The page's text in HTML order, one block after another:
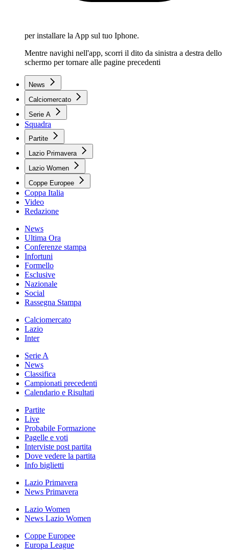
per installare la App sul tuo Iphone.
Mentre navighi nell'app, scorri il dito da sinistra a destra dello
schermo per tornare alle pagine precedenti
News
Calciomercato
Serie A
Squadra
Partite
Lazio Primavera
Lazio Women
Coppe Europee
Coppa Italia
Video
Redazione
News
Ultima Ora
Conferenze stampa
Infortuni
Formello
Esclusive
Nazionale
Social
Rassegna Stampa
Calciomercato
Lazio
Inter
Serie A
News
Classifica
Campionati precedenti
Calendario e Risultati
Partite
Live
Probabile Formazione
Pagelle e voti
Interviste post partita
Dove vedere la partita
Info biglietti
Lazio Primavera
News Primavera
Lazio Women
News Lazio Women
Coppe Europee
Europa League